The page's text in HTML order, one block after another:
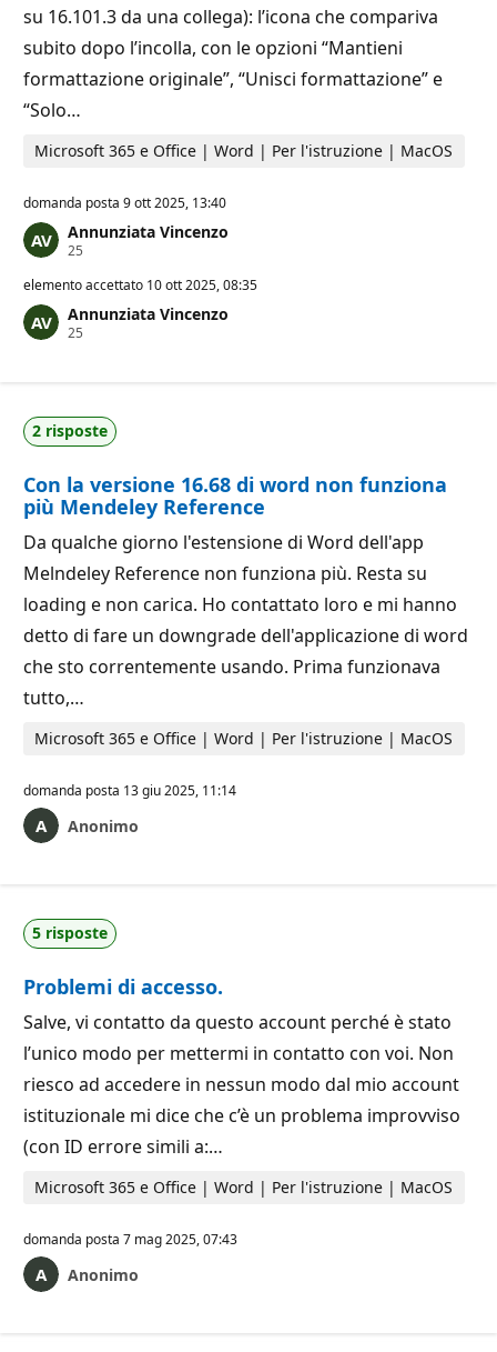
n
e
su 16.101.3 da una collega): l’icona che compariva
subito dopo l’incolla, con le opzioni “Mantieni
formattazione originale”, “Unisci formattazione” e
“Solo…
Microsoft 365 e Office | Word | Per l'istruzione | MacOS
domanda posta 9 ott 2025, 13:40
Annunziata Vincenzo
25
n
i
u
t
a
i
o
n
e
elemento accettato 10 ott 2025, 08:35
Annunziata Vincenzo
25
d
i
r
p
u
t
a
z
o
n
e
2 risposte
Con la versione 16.68 di word non funziona
più Mendeley Reference
Da qualche giorno l'estensione di Word dell'app
Melndeley Reference non funziona più. Resta su
loading e non carica. Ho contattato loro e mi hanno
detto di fare un downgrade dell'applicazione di word
che sto correntemente usando. Prima funzionava
tutto,…
Microsoft 365 e Office | Word | Per l'istruzione | MacOS
domanda posta 13 giu 2025, 11:14
Anonimo
5 risposte
Problemi di accesso.
Salve, vi contatto da questo account perché è stato
l’unico modo per mettermi in contatto con voi. Non
riesco ad accedere in nessun modo dal mio account
istituzionale mi dice che c’è un problema improvviso
(con ID errore simili a:…
Microsoft 365 e Office | Word | Per l'istruzione | MacOS
domanda posta 7 mag 2025, 07:43
Anonimo